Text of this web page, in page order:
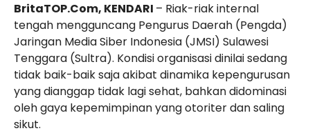
BritaTOP.Com, KENDARI – Riak-riak internal
tengah mengguncang Pengurus Daerah (Pengda)
Jaringan Media Siber Indonesia (JMSI) Sulawesi
Tenggara (Sultra). Kondisi organisasi dinilai sedang
tidak baik-baik saja akibat dinamika kepengurusan
yang dianggap tidak lagi sehat, bahkan didominasi
oleh gaya kepemimpinan yang otoriter dan saling
sikut.